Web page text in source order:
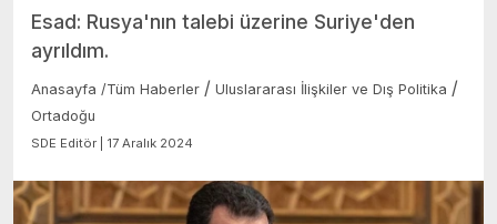
Esad: Rusya'nın talebi üzerine Suriye'den
ayrıldım.
Anasayfa /Tüm Haberler / Uluslararası İlişkiler ve Dış Politika /
Ortadoğu
SDE Editör | 17 Aralık 2024